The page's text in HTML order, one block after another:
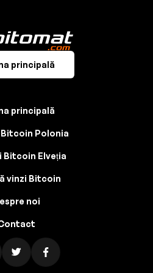
principală
principală
Polonia
Bitcoin Elveția
vinzi Bitcoin
noi